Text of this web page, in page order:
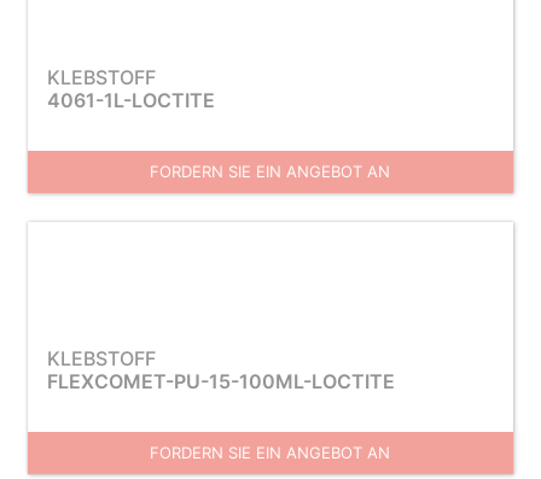
KLEBSTOFF
4061-1L-LOCTITE
FORDERN SIE EIN ANGEBOT AN
KLEBSTOFF
FLEXCOMET-PU-15-100ML-LOCTITE
FORDERN SIE EIN ANGEBOT AN